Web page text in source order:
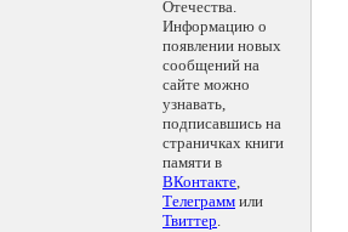
Отечества.
Информацию о
появлении новых
сообщений на
сайте можно
узнавать,
подписавшись на
страничках книги
памяти в
ВКонтакте,
Телеграмм или
Твиттер.